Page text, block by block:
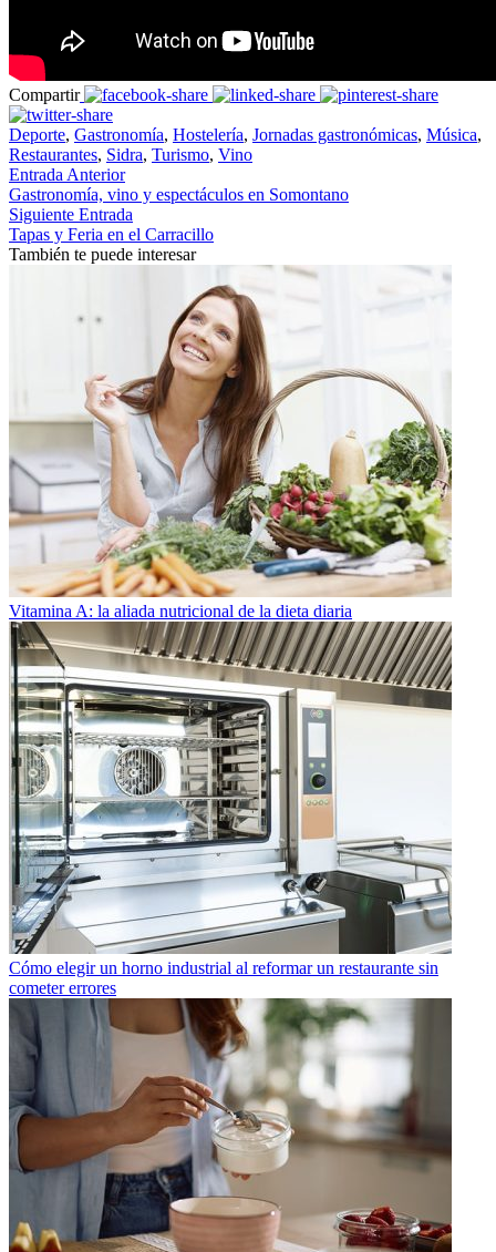
Compartir
Deporte, Gastronomía, Hostelería, Jornadas gastronómicas, Música,
Restaurantes, Sidra, Turismo, Vino
Entrada Anterior
Gastronomía, vino y espectáculos en Somontano
Siguiente Entrada
Tapas y Feria en el Carracillo
También te puede interesar
Vitamina A: la aliada nutricional de la dieta diaria
Cómo elegir un horno industrial al reformar un restaurante sin
cometer errores